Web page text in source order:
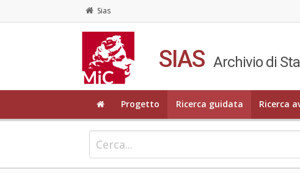
Sias
SIAS Archivio di
Progetto Ricerca guidata Ricerca